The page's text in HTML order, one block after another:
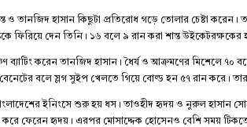
ও তানজিদ হাসান কিছুটা প্রতিরোধ গড়ে তোলার চেষ্টা
ফিরিয়ে দেন তিনি। ১৬ বলে ৯ রান করা শান্ত উইকেটরক্ষকের
ব্যাটিং করেন তানজিদ হাসান। ধৈর্য ও আক্রমণের মিশেলে
বেনেটের বলে স্লগ সুইপ খেলতে গিয়ে বোল্ড হন ৫৭ রান করে।
ইনিংসে শুরু হয় ধস। তাওহীদ হৃদয় ও নুরুল হাসান
করে ফেরেন হৃদয়। এরপর মোসাদ্দেক হোসেনও বেশি সময় টিকতে